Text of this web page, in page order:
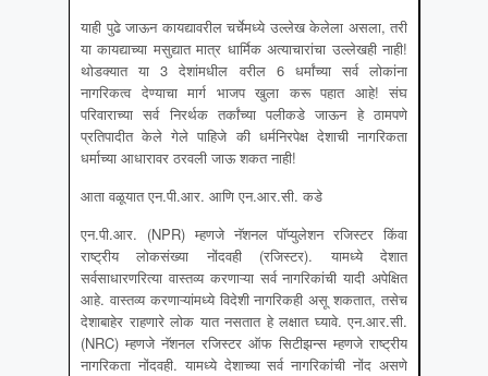
याही पुढे जाऊन कायद्यावरील चर्चेमध्ये उल्लेख केलेला असला, तरी
या कायद्याच्या मसुद्यात मात्र धार्मिक अत्याचारांचा उल्लेखही नाही!
थोडक्यात या 3 देशांमधील वरील 6 धर्मांच्या सर्व लोकांना
नागरिकत्व देण्याचा मार्ग भाजप खुला करू पहात आहे! संघ
परिवाराच्या सर्व निरर्थक तर्कांच्या पलीकडे जाऊन हे ठामपणे
प्रतिपादीत केले गेले पाहिजे की धर्मनिरपेक्ष देशाची नागरिकता
धर्माच्या आधारावर ठरवली जाऊ शकत नाही!
आता वळूयात एन.पी.आर. आणि एन.आर.सी. कडे
एन.पी.आर. (NPR) म्हणजे नॅशनल पॉप्युलेशन रजिस्टर किंवा
राष्ट्रीय लोकसंख्या नोंदवही (रजिस्टर). यामध्ये देशात
सर्वसाधारणरित्या वास्तव्य करणाऱ्या सर्व नागरिकांची यादी अपेक्षित
आहे. वास्तव्य करणाऱ्यांमध्ये विदेशी नागरिकही असू शकतात, तसेच
देशाबाहेर राहणारे लोक यात नसतात हे लक्षात घ्यावे. एन.आर.सी.
(NRC) म्हणजे नॅशनल रजिस्टर ऑफ सिटीझन्स म्हणजे राष्ट्रीय
नागरिकता नोंदवही. यामध्ये देशाच्या सर्व नागरिकांची नोंद असणे